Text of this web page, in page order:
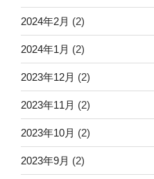
2024年2月 (2)
2024年1月 (2)
2023年12月 (2)
2023年11月 (2)
2023年10月 (2)
2023年9月 (2)